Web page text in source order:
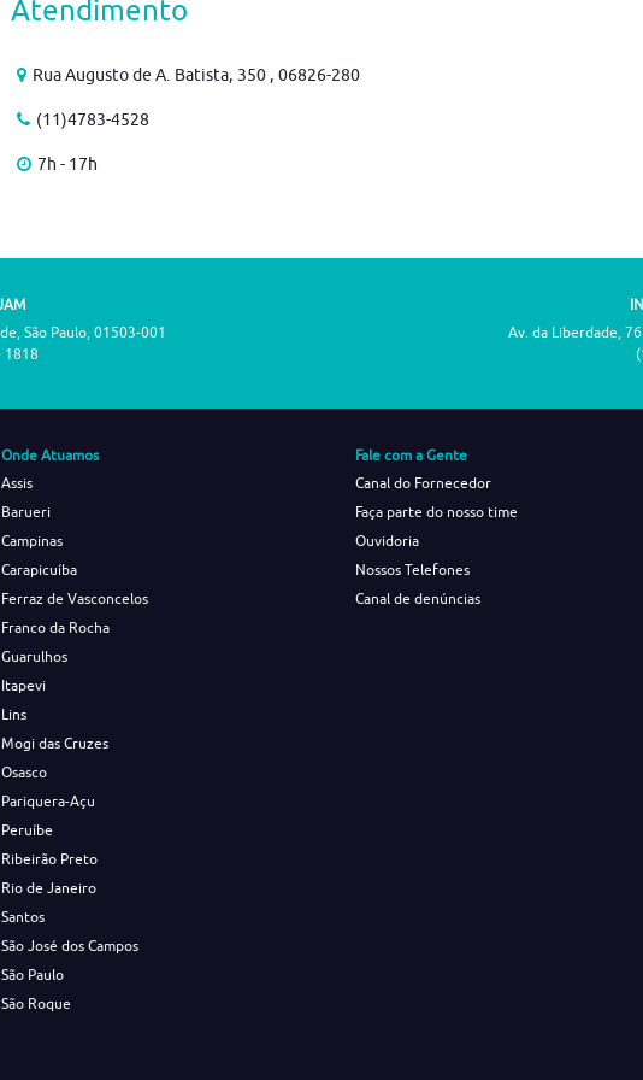
Atendimento
Rua Augusto de A. Batista, 350 , 06826-280
(11)4783-4528
7h - 17h
São Paulo, 01503-001
1818
Av. da Liberdade,
Onde Atuamos
Assis
Barueri
Campinas
Carapicuíba
Ferraz de Vasconcelos
Franco da Rocha
Guarulhos
Itapevi
Lins
Mogi das Cruzes
Osasco
Pariquera-Açu
Peruíbe
Ribeirão Preto
Rio de Janeiro
Santos
São José dos Campos
São Paulo
São Roque
Fale com a Gente
Canal do Fornecedor
Faça parte do nosso time
Ouvidoria
Nossos Telefones
Canal de denúncias